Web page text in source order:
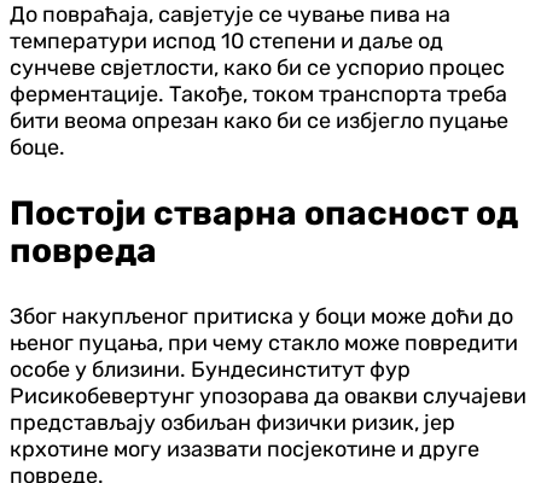
До повраћаја, савјетује се чување пива на
температури испод 10 степени и даље од
сунчеве свјетлости, како би се успорио процес
ферментације. Такође, током транспорта треба
бити веома опрезан како би се избјегло пуцање
боце.
Постоји стварна опасност од
повреда
Због накупљеног притиска у боци може доћи до
њеног пуцања, при чему стакло може повредити
особе у близини. Бундесинститут фур
Рисикобевертунг упозорава да овакви случајеви
представљају озбиљан физички ризик, јер
крхотине могу изазвати посјекотине и друге
повреде.